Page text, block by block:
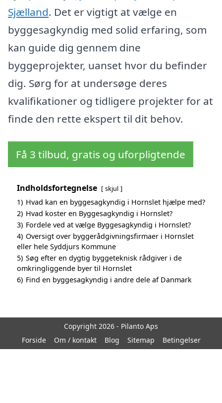
Sjælland. Det er vigtigt at vælge en
byggesagkyndig med solid erfaring, som
kan guide dig gennem dine
byggeprojekter, uanset hvor du befinder
dig. Sørg for at undersøge deres
kvalifikationer og tidligere projekter for at
finde den rette ekspert til dit behov.
Få 3 tilbud, gratis og uforpligtende
Indholdsfortegnelse skjul
1) Hvad kan en byggesagkyndig i Hornslet hjælpe med?
2) Hvad koster en Byggesagkyndig i Hornslet?
3) Fordele ved at vælge Byggesagkyndig i Hornslet?
4) Oversigt over byggerådgivningsfirmaer i Hornslet
eller hele Syddjurs Kommune
5) Søg efter en dygtig byggeteknisk rådgiver i de
omkringliggende byer til Hornslet
6) Find en byggesagkyndig i andre dele af Danmark
Copyright 2026 - Pilanto Aps
Forside
Om / kontakt Blog Sitemap Betingelser